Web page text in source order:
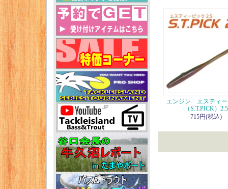
エンジン エスティー
（S.T.PICK）2.5
715円(税込)